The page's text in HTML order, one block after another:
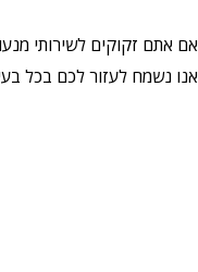
אם אתם זקוקים לשירותי
אנו נשמח לעזור לכם בכל